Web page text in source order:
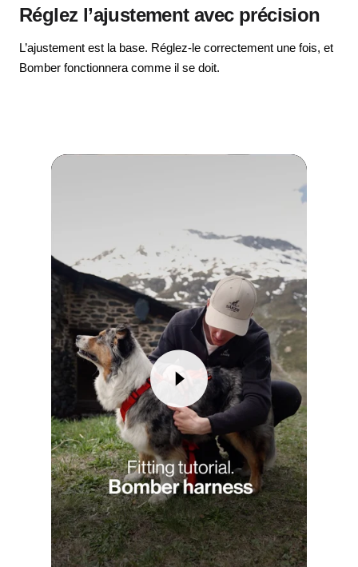
Réglez l’ajustement avec précision
L’ajustement est la base. Réglez-le correctement une fois, et
Bomber fonctionnera comme il se doit.